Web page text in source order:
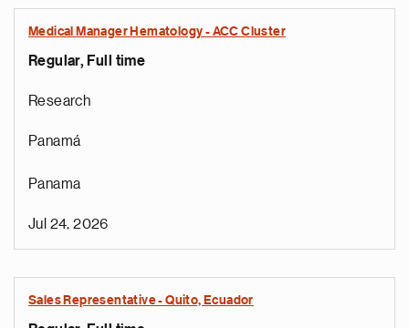
Medical Manager Hematology - ACC Cluster
Regular, Full time
Research
Panamá
Panama
Jul 24, 2026
Sales Representative - Quito, Ecuador